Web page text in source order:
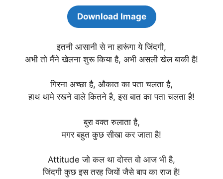
Download Image
इतनी आसानी से ना हारूंगा ये जिंदगी,
अभी तो मैंने खेलना शुरू किया है, अभी असली खेल बाकी है!
गिरना अच्छा है, औकात का पता चलता है,
हाथ थामे रखने वाले कितने है, इस बात का पता चलता है!
बुरा वक्त रुलाता है,
मगर बहुत कुछ सीखा कर जाता है!
Attitude जो कल था दोस्त वो आज भी है,
जिंदगी कुछ इस तरह जियों जैसे बाप का राज है!